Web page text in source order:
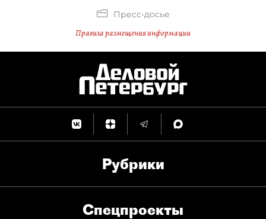
Пресс-досье
Правила размещения информации
Рубрики
Спец­проекты